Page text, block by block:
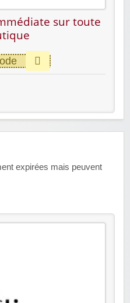
sur toute
expirées mais peuvent